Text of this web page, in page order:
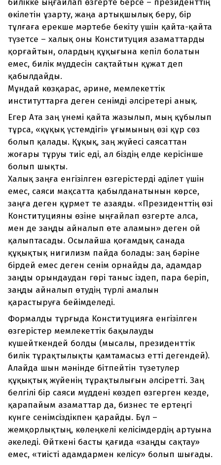
билікке ыңғайлап өзгерте берсе – президенттің
өкілетін ұзарту, жаңа артықшылық беру, бір
тұлғаға ерекше мәртебе бекіту үшін қайта-қайта
түзетсе – халық оны Конституция азаматтарды
қорғайтын, олардың құқығына кепіл болатын
емес, билік мүддесін сақтайтын құжат деп
қабылдайды.
Мұндай көзқарас, әрине, мемлекеттік
институттарға деген сенімді әлсіретері анық.
Егер Ата заң үнемі қайта жазылып, мың құбылып
тұрса, «құқық үстемдігі» ұғымының өзі құр сөз
болып қалады. Құқық, заң жүйесі саясаттан
жоғары тұруы тиіс еді, ал біздің елде керісінше
болып шықты.
Халық заңға енгізілген өзгерістерді әділет үшін
емес, саяси мақсатта қабылданатынын көрсе,
заңға деген құрмет те азаяды. «Президенттің өзі
Конституцияны өзіне ыңғайлап өзгерте алса,
мен де заңды айналып өте аламын» деген ой
қалыптасады. Осылайша қоғамдық санада
құқықтық нигилизм пайда болады: заң бәріне
бірдей емес деген сенім орнайды да, адамдар
заңды орындаудан гөрі таныс іздеп, пара беріп,
заңды айналып өтудің түрлі амалын
қарастыруға бейімделеді.
Формалды тұрғыда Конституцияға енгізілген
өзгерістер мемлекеттік бақылауды
күшейткендей болды (мысалы, президенттік
билік тұрақтылықты қамтамасыз етті дегендей).
Алайда шын мәнінде бітпейтін түзетулер
құқықтық жүйенің тұрақтылығын әлсіретті. Заң
белгілі бір саяси мүддені көздеп өзгерген кезде,
қарапайым азаматтар да, бизнес те ертеңгі
күнге сенімсіздікпен қарайды. Бұл –
жемқорлықтың, көлеңкелі келісімдердің артуына
әкеледі. Өйткені басты қағида «заңды сақтау»
емес, «тиісті адамдармен келісу» болып шығады.